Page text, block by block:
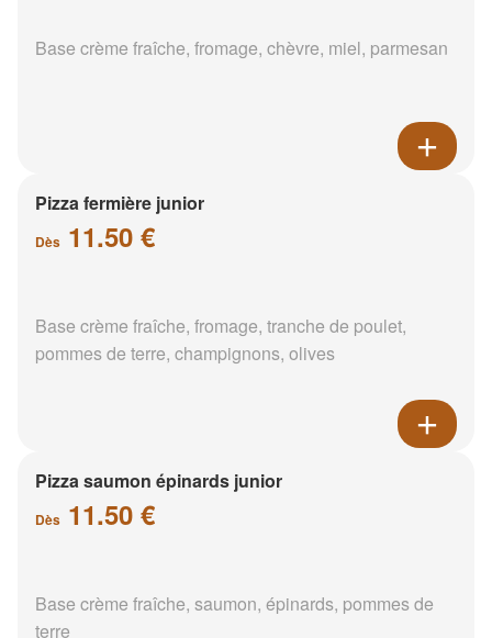
Base crème fraîche, fromage, chèvre, miel, parmesan
Pizza fermière junior
Dès 11.50 €
Base crème fraîche, fromage, tranche de poulet,
pommes de terre, champignons, olives
Pizza saumon épinards junior
Dès 11.50 €
Base crème fraîche, saumon, épinards, pommes de
terre